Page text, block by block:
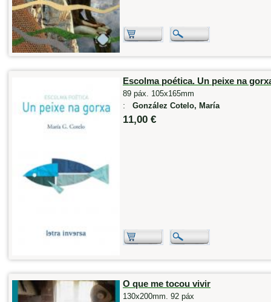
Escolma poética. Un peixe na
89 páx. 105x165mm
: González Cotelo, María
11,00 €
O que me tocou vivir
130x200mm. 92 páx